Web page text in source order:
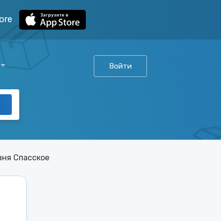
Войти
Спасское